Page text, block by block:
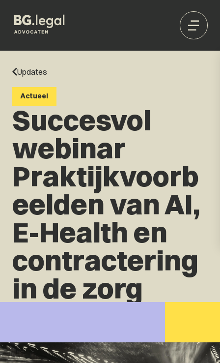
Updates
Actueel
Succesvol
webinar
Praktijkvoorb
eelden van AI,
E-Health en
contractering
in de zorg